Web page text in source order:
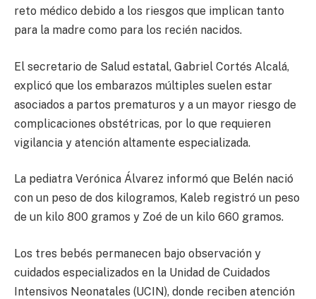
reto médico debido a los riesgos que implican tanto
para la madre como para los recién nacidos.
El secretario de Salud estatal, Gabriel Cortés Alcalá,
explicó que los embarazos múltiples suelen estar
asociados a partos prematuros y a un mayor riesgo de
complicaciones obstétricas, por lo que requieren
vigilancia y atención altamente especializada.
La pediatra Verónica Álvarez informó que Belén nació
con un peso de dos kilogramos, Kaleb registró un peso
de un kilo 800 gramos y Zoé de un kilo 660 gramos.
Los tres bebés permanecen bajo observación y
cuidados especializados en la Unidad de Cuidados
Intensivos Neonatales (UCIN), donde reciben atención